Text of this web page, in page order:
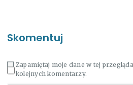
Skomentuj
Zapamiętaj moje dane w tej
kolejnych komentarzy.